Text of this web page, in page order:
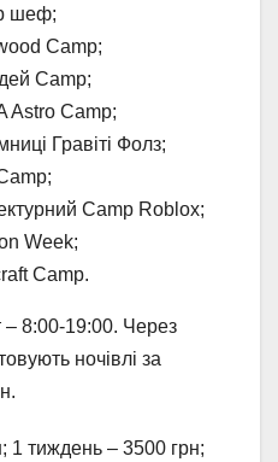
шеф;
Camp;
Camp;
Astro Camp;
Гравіті Фолз;
Camp Roblox;
Week;
Camp.
– 8:00-19:00. Через
ночівлі за
1 тиждень – 3500 грн;